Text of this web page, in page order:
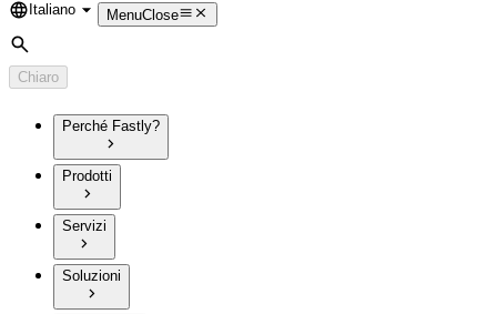
Language
Italiano MenuClose
Cerca
Chiaro
Perché Fastly?
Prodotti
Servizi
Soluzioni